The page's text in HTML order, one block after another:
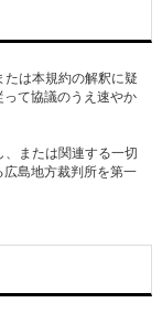
は本規約の解釈に疑
て協議のうえ速やか
または関連する⼀切
島地⽅裁判所を第⼀